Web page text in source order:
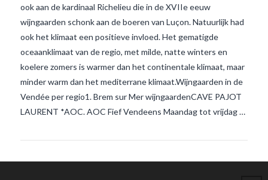
ook aan de kardinaal Richelieu die in de XVIIe eeuw
wijngaarden schonk aan de boeren van Luçon. Natuurlijk had
ook het klimaat een positieve invloed. Het gematigde
oceaanklimaat van de regio, met milde, natte winters en
koelere zomers is warmer dan het continentale klimaat, maar
minder warm dan het mediterrane klimaat.Wijngaarden in de
Vendée per regio1. Brem sur Mer wijngaardenCAVE PAJOT
LAURENT *AOC. AOC Fief Vendeens Maandag tot vrijdag …